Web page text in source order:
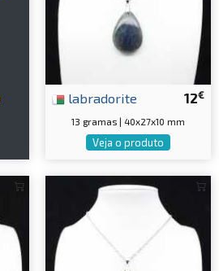
12€
labradorite
13 gramas | 40x27x10 mm
Veja o produto